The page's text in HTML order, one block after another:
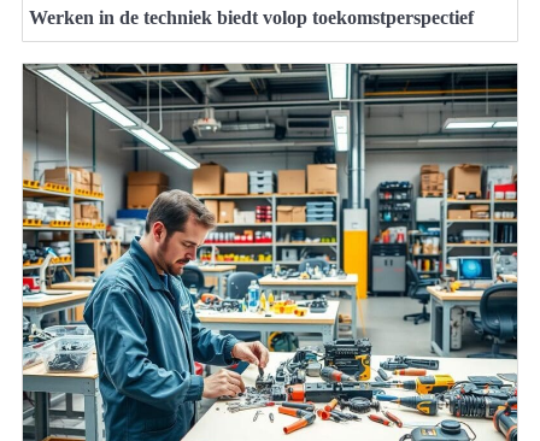
Werken in de techniek biedt volop toekomstperspectief